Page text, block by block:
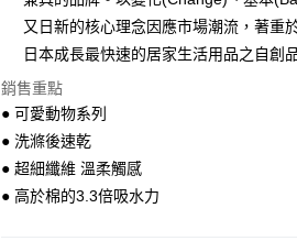
全盈+PAY
相關說明
【大哥付你分期使用說明】
1.本服務由台灣大哥大提供，台灣大哥大用戶可
2.付款方式選擇「大哥付你分期」，訂單成立後
流程，驗證手機門號後，選擇欲分期的期數、繳
完成交易。
ATM付款
運送方式
又日新的核心理念因應市場潮流，著重
日本成長最快速的居家生活用品之自創
銷售重點
● 可愛動物系列
● 洗滌後速乾
● 超細纖維 溫柔觸感
● 高於棉的3.3倍吸水力